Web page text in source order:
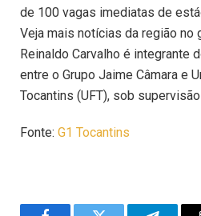
de 100 vagas imediatas de
Veja mais notícias da região no
Reinaldo Carvalho é integrante
entre o Grupo Jaime Câmara e
Tocantins (UFT), sob
Fonte: G1 Tocantins